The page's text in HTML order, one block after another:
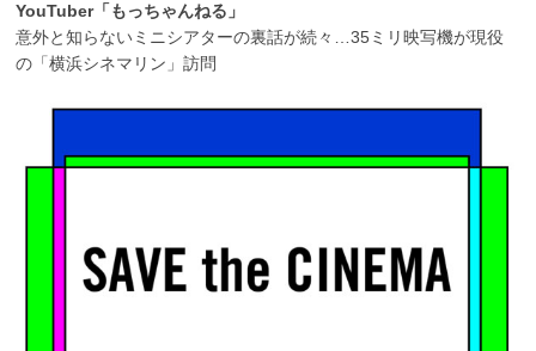
YouTuber「もっちゃんねる」
意外と知らないミニシアターの裏話が続々…35ミリ映写機が現役
の「横浜シネマリン」訪問